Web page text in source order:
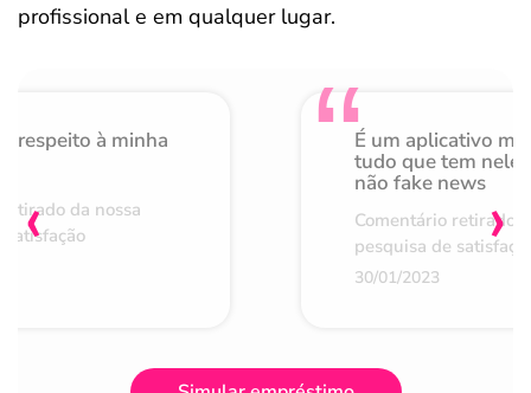
profissional e em qualquer lugar.
respeito à minha
da nossa
É um aplicativo
tudo que tem nele
não fake news
Comentário retirado
pesquisa de
30/01/2023
‹ ›